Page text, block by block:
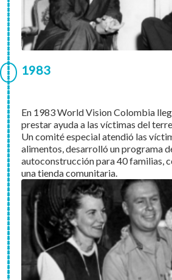
1983
En 1983 World Vision Colombia
prestar ayuda a las víctimas del
Un comité especial atendió las
alimentos, desarrolló un programa
autoconstrucción para 40 familias,
una tienda comunitaria.